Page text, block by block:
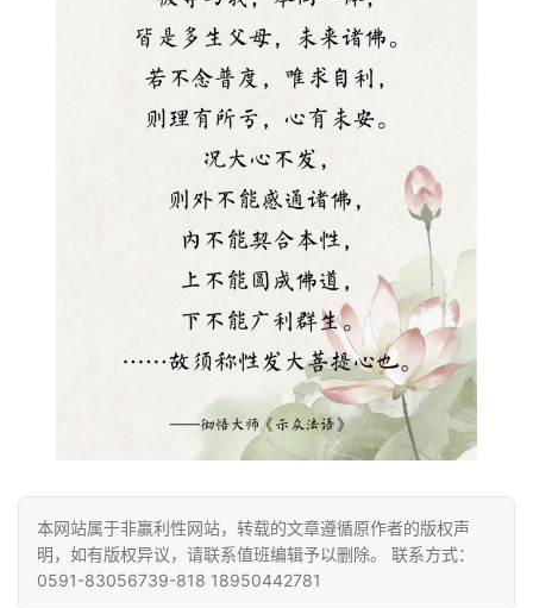
谈
心
乐
本网站属于非赢利性网站，转载的文章遵循原作者的版权声
明，如有版权异议，请联系值班编辑予以删除。 联系方式：
0591-83056739-818 18950442781